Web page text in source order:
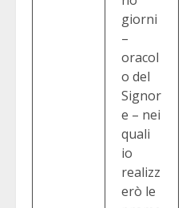
giorni
–
oracol
o del
Signor
e – nei
quali
io
realizz
erò le